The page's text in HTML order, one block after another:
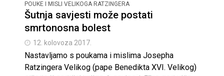
POUKE I MISLI VELIKOGA RATZINGERA
Šutnja savjesti može postati
smrtonosna bolest
12. kolovoza 2017.
Nastavljamo s poukama i mislima Josepha
Ratzingera Velikog (pape Benedikta XVI. Velikog)